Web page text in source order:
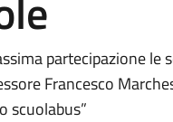
partecipazione
Francesco
scuolabus”